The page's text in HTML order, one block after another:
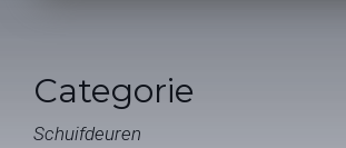
Categorie
Schuifdeuren